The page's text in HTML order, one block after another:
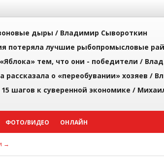
дыры / Владимир Сывороткин
потеряла лучшие рыбопромысловые
тем, что они - победители /
рассказала о «переобувании» хозяев /
шагов к суверенной экономике /
ФОТО/ВИДЕО ОНЛАЙН
→